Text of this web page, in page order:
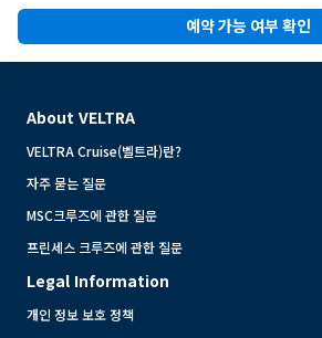
예약 가능 여부 확인
About VELTRA
VELTRA Cruise(벨트라)란?
자주 묻는 질문
MSC크루즈에 관한 질문
프린세스 크루즈에 관한 질문
Legal Information
개인 정보 보호 정책